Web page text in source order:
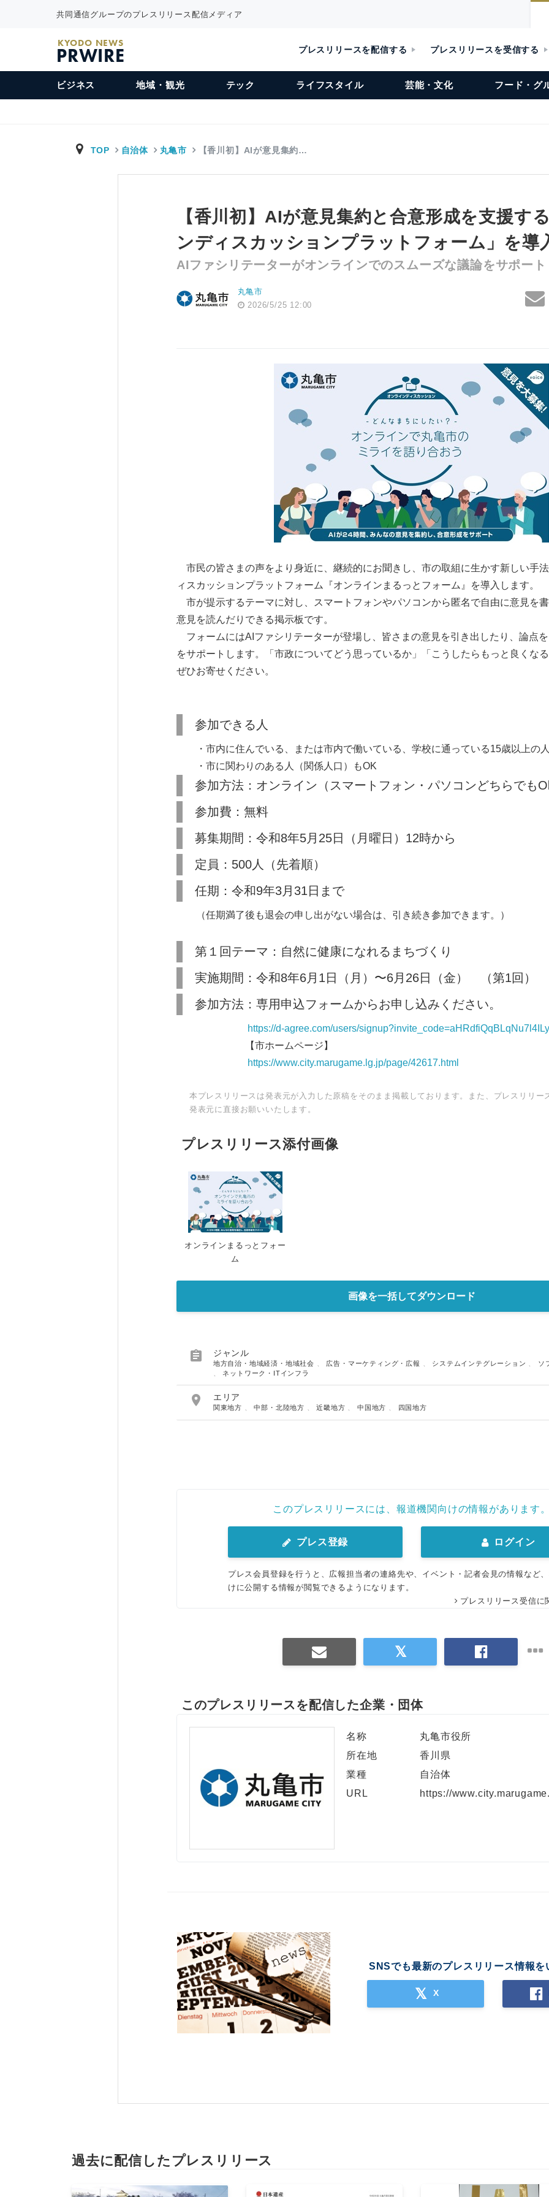
共同通信グループのプレスリリース配信メディア
KYODO NEWS
PRWIRE プレスリリースを配信する プレスリリースを受信する
ビジネス 地域・観光 テック ライフスタイル 芸能・文化 フード・グ
TOP 自治体 丸亀市 【香川初】AIが意見集約…
【香川初】AIが意見集約と合意形成を支援す
ンディスカッションプラットフォーム」を導
AIファシリテーターがオンラインでのスムーズな議論をサポート
丸亀市
2026/5/25 12:00
市民の皆さまの声をより身近に、継続的にお聞きし、市の取組に生かす新しい手
ィスカッションプラットフォーム『オンラインまるっとフォーム』を導入します。
市が提示するテーマに対し、スマートフォンやパソコンから匿名で自由に意見を
意見を読んだりできる掲示板です。
フォームにはAIファシリテーターが登場し、皆さまの意見を引き出したり、論点
をサポートします。「市政についてどう思っているか」「こうしたらもっと良くなる
ぜひお寄せください。
参加できる人
・市内に住んでいる、または市内で働いている、学校に通っている15歳以上の人
・市に関わりのある人（関係人口）もOK
参加方法：オンライン（スマートフォン・パソコンどちらでも
参加費：無料
募集期間：令和8年5月25日（月曜日）12時から
定員：500人（先着順）
任期：令和9年3月31日まで
（任期満了後も退会の申し出がない場合は、引き続き参加できます。）
第１回テーマ：自然に健康になれるまちづくり
実施期間：令和8年6月1日（月）〜6月26日（金） （第1回）
参加方法：専用申込フォームからお申し込みください。
https://d-agree.com/users/
【市ホームページ】
https://www.city.marugame.lg.jp/page/42617.html
本プレスリリースは発表元が入力した原稿をそのまま掲載しております。また、プレスリリー
発表元に直接お願いいたします。
プレスリリース添付画像
オンラインまるっとフォー
ム
画像を一括してダウンロード
 ジャンル
地方自治・地域経済・地域社会 広告・マーケティング・広報 システムインテグレーション
ソ
ネットワーク・ITインフラ
 エリア
関東地方 、中部・北陸地方 、近畿地方 、中国地方 四国地方
このプレスリリースには、報道機関向けの情報があります。
プレス登録 ログイン
プレス会員登録を行うと、広報担当者の連絡先や、イベント・記者会見の情報など
けに公開する情報が閲覧できるようになります。
プレスリリース受信に
このプレスリリースを配信した企業・団体
名称
丸亀市役所
所在地
香川県
業種
自治体
URL
https://
SNSでも最新のプレスリリース情報を
X
過去に配信したプレスリリース